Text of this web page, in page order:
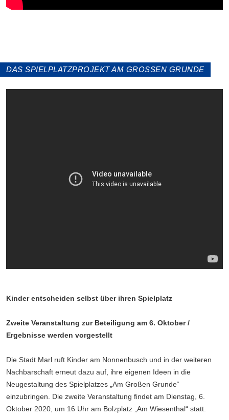
DAS SPIELPLATZPROJEKT AM GROSSEN GRUNDE
Kinder entscheiden selbst über ihren Spielplatz
Zweite Veranstaltung zur Beteiligung am 6. Oktober /
Ergebnisse werden vorgestellt
Die Stadt Marl ruft Kinder am Nonnenbusch und in der weiteren
Nachbarschaft erneut dazu auf, ihre eigenen Ideen in die
Neugestaltung des Spielplatzes „Am Großen Grunde“
einzubringen. Die zweite Veranstaltung findet am Dienstag, 6.
Oktober 2020, um 16 Uhr am Bolzplatz „Am Wiesenthal“ statt.